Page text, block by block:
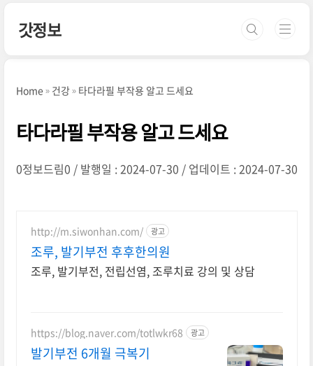
갓정보
Home 건강 타다라필 부작용 알고 드세요
타다라필 부작용 알고 드세요
0정보드림0 발행일 : 2024-07-30 업데이트 : 2024-07-30
http://m.siwonhan.com/ 광고
조루, 발기부전 후후한의원
조루, 발기부전, 전립선염, 조루치료 강의 및 상담
https://blog.naver.com/totlwkr68 광고
발기부전 6개월 극복기